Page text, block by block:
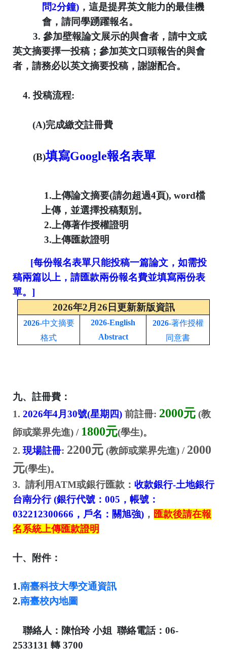
問2分鐘) ，這是提昇英文能力的最佳機
會，請同學踴躍報名。
3. 參加壁報論文展示的與會者，請中文或
英文摘要擇一投稿；參加英文口頭報告的與會
者，請務必以英文摘要投稿，謝謝配合。
4.投稿流程:
(A)完成繳交註冊費
(B)填寫Google報名表單
1. 上傳論文摘要(請勿超過4頁), word檔
上傳，並選擇投稿類別。
2. 上傳著作授權證明
3. 上傳匯款證明
[每份報名表單只能投稿一篇論文，如需投
稿兩篇以上，請匯款兩份報名費並填寫兩份表
單。 ]
2026年2月26日更新新版資訊
2026-中文摘要
格式
2026-English
Abstract
2026-著作授權
同意書
九、 註冊費：
1. 2026年4月30號(星期四) 前註冊: 2000元 (教
師或業界先進) / 1800元(學生)。
2. 現場註冊: 2200元 (教師或業界先進) / 2000
元(學生)。
3. 請利用ATM或銀行匯款： 收款銀行-土地銀行
台南分行 (銀行代號： 005 ，帳號：
032212300666 ，戶名：關旭強) ， 匯款後請在報
名系統上傳匯款證明
十、附件 ：
1.南臺科技大學交通資訊
2.南臺校內地圖
聯絡人： 陳怡玲 小姐 聯絡電話： 06-
2533131 轉 3700